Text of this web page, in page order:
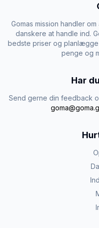
Gomas mission handler
danskere at handle ind.
bedste priser og planlægge
penge og
Har
Send gerne din feedback